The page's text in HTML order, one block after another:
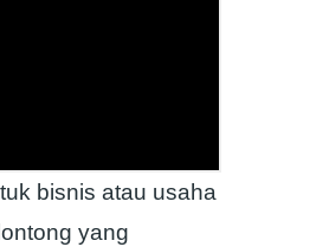
bisnis atau usaha
yang